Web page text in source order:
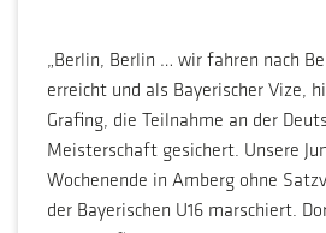
„Berlin, Berlin … wir fahren nach
erreicht und als Bayerischer Vize,
Grafing, die Teilnahme an der
Meisterschaft gesichert. Unsere
Wochenende in Amberg ohne
der Bayerischen U16 marschiert.